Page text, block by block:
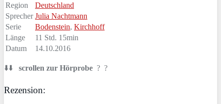
Region
Deutschland
Sprecher Julia Nachtmann
Serie
Bodenstein, Kirchhoff
Länge
11 Std. 15min
Datum
14.10.2016
⬇️⬇️ scrollen zur Hörprobe ? ?
Rezension: